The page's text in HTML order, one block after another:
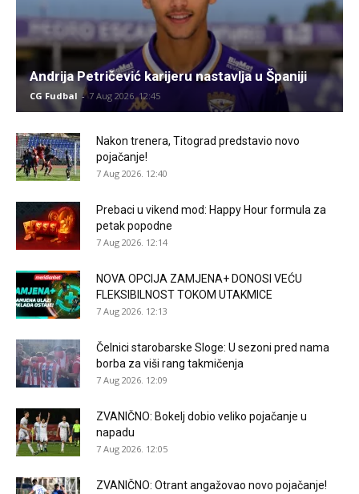
Andrija Petričević karijeru nastavlja u Španiji
CG Fudbal - 7 Aug 2026. 12:45
Nakon trenera, Titograd predstavio novo
pojačanje!
7 Aug 2026. 12:40
Prebaci u vikend mod: Happy Hour formula za
petak popodne
7 Aug 2026. 12:14
NOVA OPCIJA ZAMJENA+ DONOSI VEĆU
FLEKSIBILNOST TOKOM UTAKMICE
7 Aug 2026. 12:13
Čelnici starobarske Sloge: U sezoni pred nama
borba za viši rang takmičenja
7 Aug 2026. 12:09
ZVANIČNO: Bokelj dobio veliko pojačanje u
napadu
7 Aug 2026. 12:05
ZVANIČNO: Otrant angažovao novo pojačanje!